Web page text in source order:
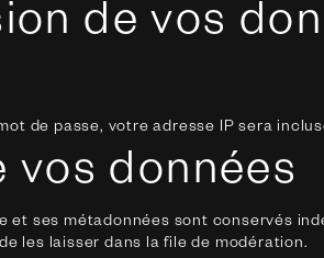
de vos
de passe, votre adresse IP sera
vos données
et ses métadonnées sont conservés
les laisser dans la file de modération.